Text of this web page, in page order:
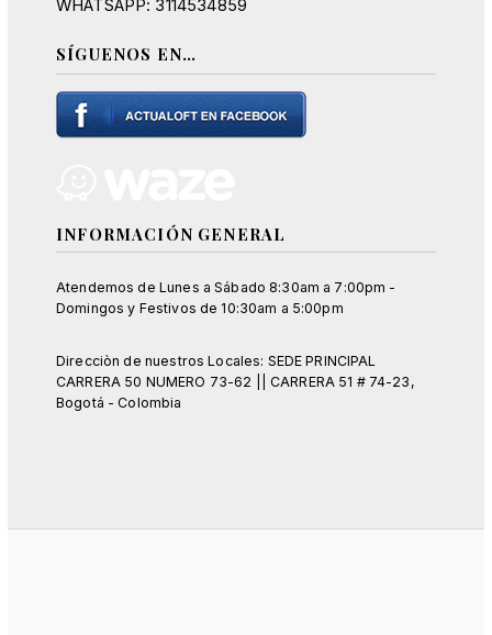
WHATSAPP: 3114534859
SÍGUENOS EN…
INFORMACIÓN GENERAL
Atendemos de Lunes a Sábado 8:30am a 7:00pm -
Domingos y Festivos de 10:30am a 5:00pm
Direcciòn de nuestros Locales: SEDE PRINCIPAL
CARRERA 50 NUMERO 73-62 || CARRERA 51 # 74-23,
Bogotá - Colombia